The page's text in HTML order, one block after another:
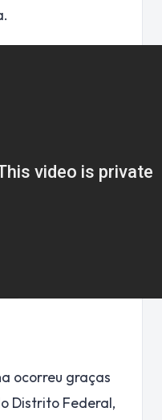
ocorreu graças
Distrito Federal,